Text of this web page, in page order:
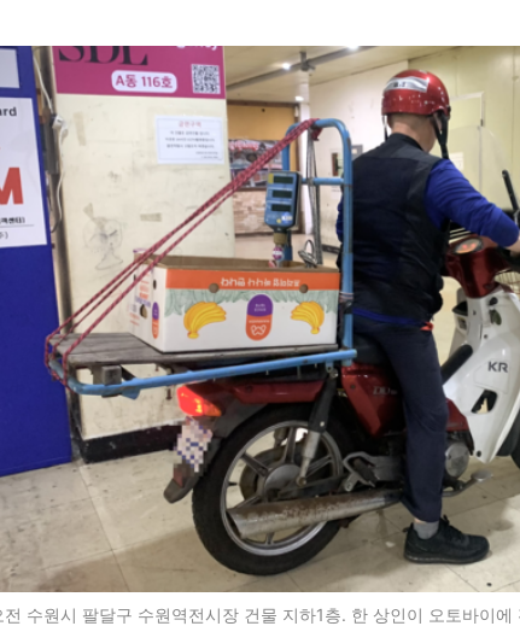
전 수원시 팔달구 수원역전시장 건물 지하1층. 한 상인이 오토바이